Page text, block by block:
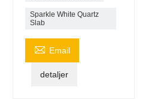
Sparkle White Quartz
Slab
 Email
detaljer